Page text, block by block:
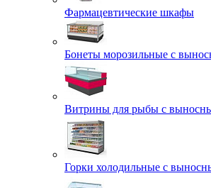
Фармацевтические шкафы
Бонеты морозильные с
Витрины для рыбы с
Горки холодильные с